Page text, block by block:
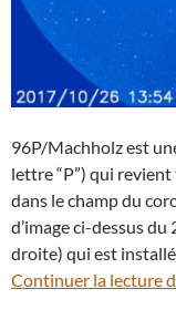
96P/Machholz est
lettre “P”) qui
dans le champ du
d’image ci-dessus
droite) qui est
Continuer la lecture